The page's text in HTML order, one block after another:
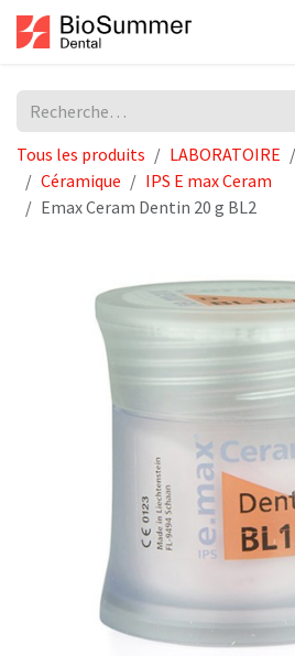
Se rendre au contenu
Tous les produits LABORATOIRE
Céramique
IPS E max Ceram
Emax Ceram Dentin 20 g BL2